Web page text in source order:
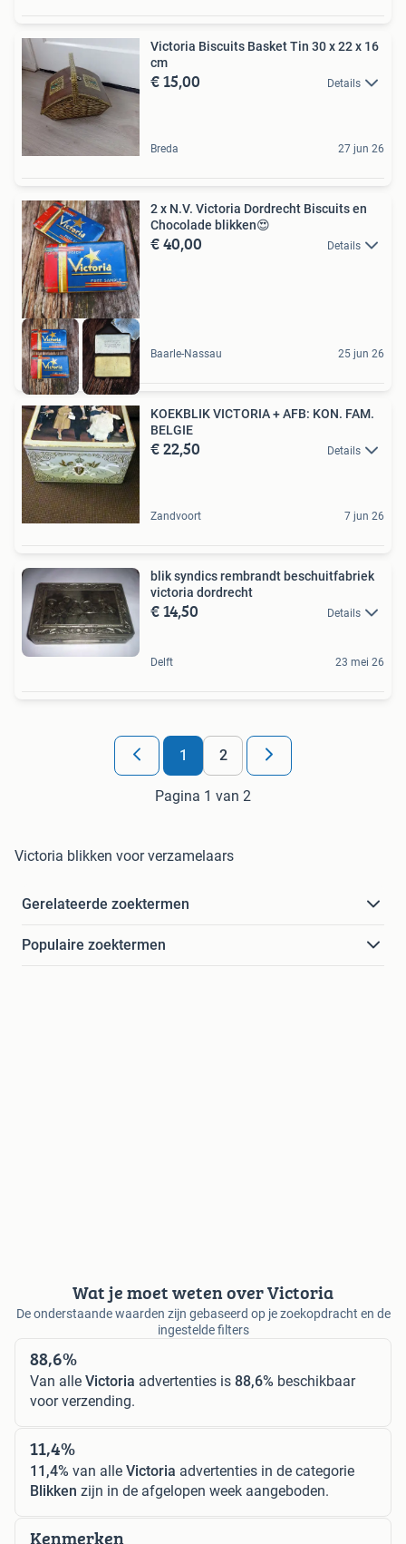
Victoria Biscuits Basket Tin 30 x 22 x 16
cm
€ 15,00 Details
Breda 27 jun 26
2 x N.V. Victoria Dordrecht Biscuits en
Chocolade blikken😍
€ 40,00 Details
Baarle-Nassau 25 jun 26
KOEKBLIK VICTORIA + AFB: KON. FAM.
BELGIE
€ 22,50 Details
Zandvoort 7 jun 26
blik syndics rembrandt beschuitfabriek
victoria dordrecht
€ 14,50 Details
Delft 23 mei 26
1 2
Pagina 1 van 2
Victoria blikken voor verzamelaars
Gerelateerde zoektermen
Populaire zoektermen
Wat je moet weten over Victoria
De onderstaande waarden zijn gebaseerd op je zoekopdracht en de
ingestelde filters
88,6%
Van alle Victoria advertenties is 88,6% beschikbaar
voor verzending.
11,4%
11,4% van alle Victoria advertenties in de categorie
Blikken zijn in de afgelopen week aangeboden.
Kenmerken